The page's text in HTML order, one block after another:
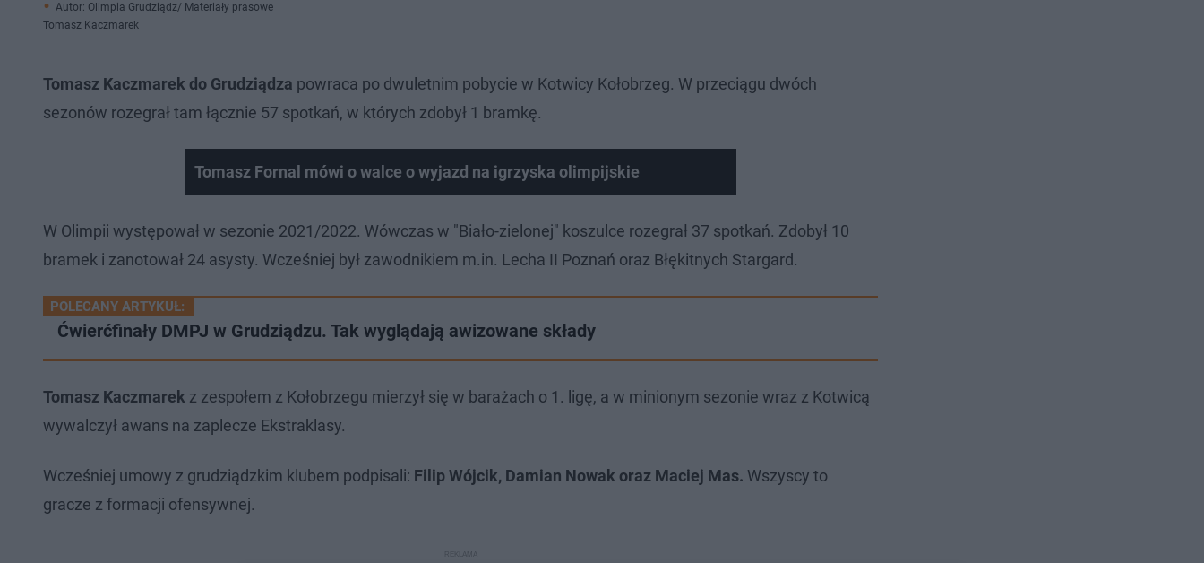
Autor: Olimpia Grudziądz/ Materiały prasowe
Tomasz Kaczmarek
Tomasz Kaczmarek do Grudziądza powraca po dwuletnim pobycie w Kotwicy Kołobrzeg. W przeciągu dwóch
sezonów rozegrał tam łącznie 57 spotkań, w których zdobył 1 bramkę.
Tomasz Fornal mówi o walce o wyjazd na igrzyska olimpijskie
W Olimpii występował w sezonie 2021/2022. Wówczas w "Biało-zielonej" koszulce rozegrał 37 spotkań. Zdobył 10
bramek i zanotował 24 asysty. Wcześniej był zawodnikiem m.in. Lecha II Poznań oraz Błękitnych Stargard.
POLECANY ARTYKUŁ:
Ćwierćfinały DMPJ w Grudziądzu. Tak wyglądają awizowane składy
Tomasz Kaczmarek z zespołem z Kołobrzegu mierzył się w barażach o 1. ligę, a w minionym sezonie wraz z Kotwicą
wywalczył awans na zaplecze Ekstraklasy.
Wcześniej umowy z grudziądzkim klubem podpisali: Filip Wójcik, Damian Nowak oraz Maciej Mas. Wszyscy to
gracze z formacji ofensywnej.